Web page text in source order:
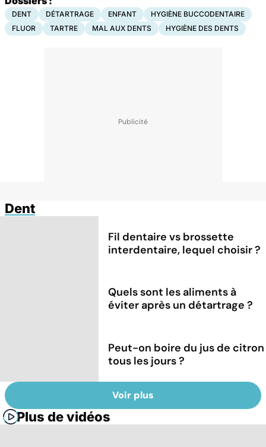
DENT DÉTARTRAGE ENFANT
HYGIÈNE BUCCODENTAIRE
FLUOR
TARTRE MAL AUX DENTS HYGIÈNE DES DENTS
Dent
Fil dentaire vs brossette
interdentaire, lequel choisir ?
Quels sont les aliments à
éviter après un détartrage ?
Peut-on boire du jus de citron
tous les jours ?
Voir plus
Plus de vidéos